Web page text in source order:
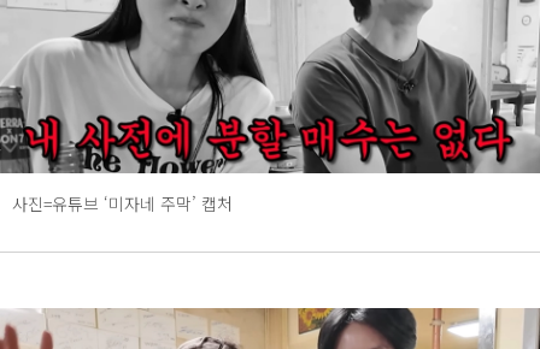
사진=유튜브 ‘미자네 주막’ 캡처